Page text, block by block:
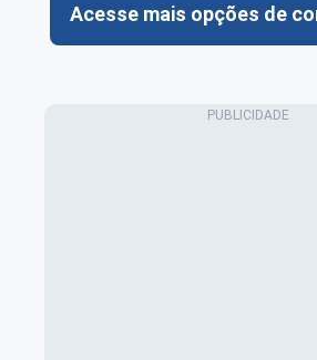
Acesse mais opções de